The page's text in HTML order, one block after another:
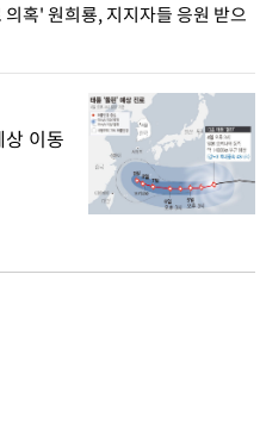
혹' 원희룡, 지지자들 응원 받으
이동